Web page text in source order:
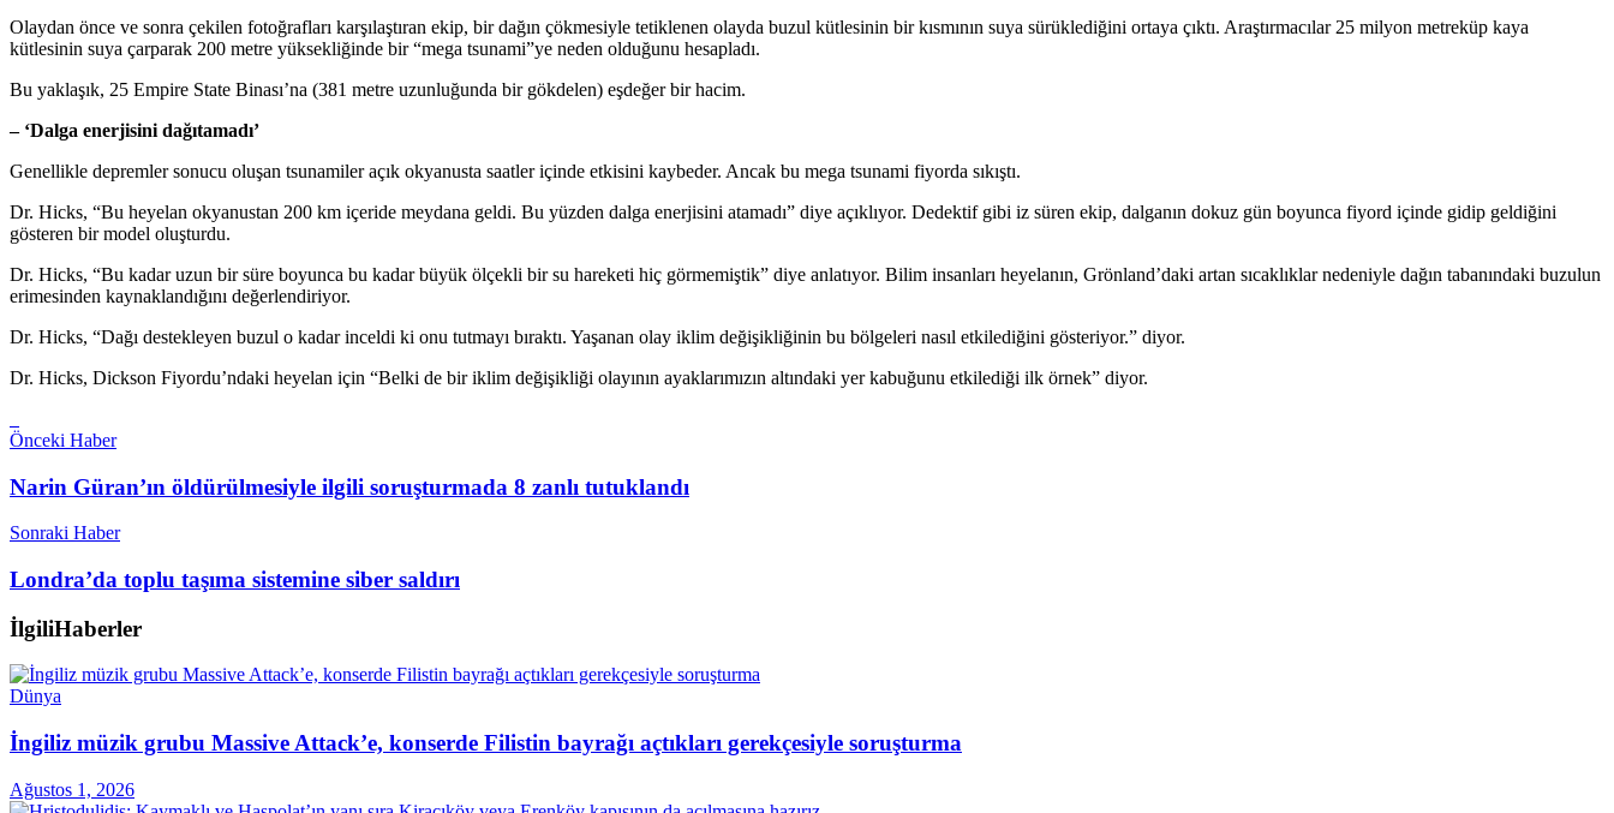
Olaydan önce ve sonra çekilen fotoğrafları karşılaştıran ekip, bir dağın çökmesiyle tetiklenen olayda buzul kütlesinin bir kısmının suya sürüklediğini ortaya çıktı. Araştırmacılar 25 milyon metreküp kaya
kütlesinin suya çarparak 200 metre yüksekliğinde bir “mega tsunami”ye neden olduğunu hesapladı.
Bu yaklaşık, 25 Empire State Binası’na (381 metre uzunluğunda bir gökdelen) eşdeğer bir hacim.
– ‘Dalga enerjisini dağıtamadı’
Genellikle depremler sonucu oluşan tsunamiler açık okyanusta saatler içinde etkisini kaybeder. Ancak bu mega tsunami fiyorda sıkıştı.
Dr. Hicks, “Bu heyelan okyanustan 200 km içeride meydana geldi. Bu yüzden dalga enerjisini atamadı” diye açıklıyor. Dedektif gibi iz süren ekip, dalganın dokuz gün boyunca fiyord içinde gidip geldiğini
gösteren bir model oluşturdu.
Dr. Hicks, “Bu kadar uzun bir süre boyunca bu kadar büyük ölçekli bir su hareketi hiç görmemiştik” diye anlatıyor. Bilim insanları heyelanın, Grönland’daki artan sıcaklıklar nedeniyle dağın tabanındaki buzulun
erimesinden kaynaklandığını değerlendiriyor.
Dr. Hicks, “Dağı destekleyen buzul o kadar inceldi ki onu tutmayı bıraktı. Yaşanan olay iklim değişikliğinin bu bölgeleri nasıl etkilediğini gösteriyor.” diyor.
Dr. Hicks, Dickson Fiyordu’ndaki heyelan için “Belki de bir iklim değişikliği olayının ayaklarımızın altındaki yer kabuğunu etkilediği ilk örnek” diyor.
Önceki Haber
Narin Güran’ın öldürülmesiyle ilgili soruşturmada 8 zanlı tutuklandı
Sonraki Haber
Londra’da toplu taşıma sistemine siber saldırı
İlgiliHaberler
Dünya
İngiliz müzik grubu Massive Attack’e, konserde Filistin bayrağı açtıkları gerekçesiyle soruşturma
Ağustos 1, 2026